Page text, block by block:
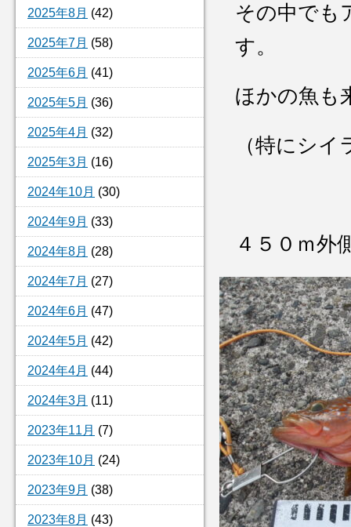
2025年8月 (42)
2025年7月 (58)
2025年6月 (41)
2025年5月 (36)
2025年4月 (32)
2025年3月 (16)
2024年10月 (30)
2024年9月 (33)
2024年8月 (28)
2024年7月 (27)
2024年6月 (47)
2024年5月 (42)
2024年4月 (44)
2024年3月 (11)
2023年11月 (7)
2023年10月 (24)
2023年9月 (38)
2023年8月 (43)
その中でも
す。
ほかの魚も
（特にシ
４５０ｍ